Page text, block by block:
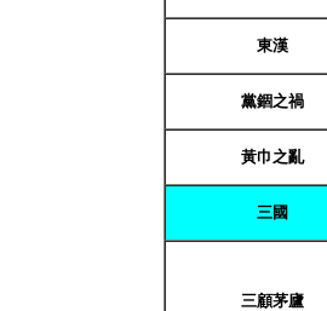
東漢
黨錮之禍
黃巾之亂
三國
三顧茅廬